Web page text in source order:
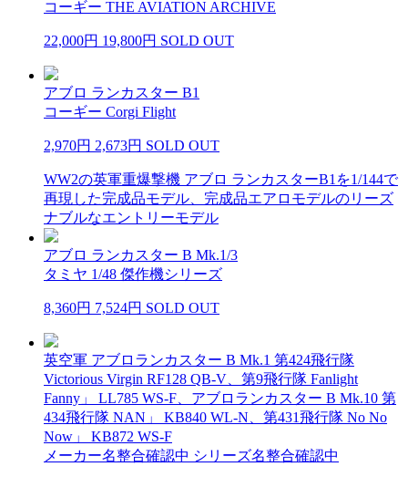
コーギー THE AVIATION ARCHIVE
22,000円 19,800円 SOLD OUT
アブロ ランカスター B1
コーギー Corgi Flight
2,970円 2,673円 SOLD OUT
WW2の英軍重爆撃機 アブロ ランカスターB1を1/144で
再現した完成品モデル、完成品エアロモデルのリーズ
ナブルなエントリーモデル
アブロ ランカスター B Mk.1/3
タミヤ 1/48 傑作機シリーズ
8,360円 7,524円 SOLD OUT
英空軍 アブロランカスター B Mk.1 第424飛行隊
Victorious Virgin RF128 QB-V、第9飛行隊 Fanlight
Fanny」 LL785 WS-F、アブロランカスター B Mk.10 第
434飛行隊 NAN」 KB840 WL-N、第431飛行隊 No No
Now」 KB872 WS-F
メーカー名整合確認中 シリーズ名整合確認中